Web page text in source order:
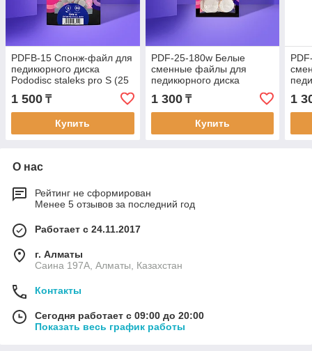
PDFB-15 Спонж-файл для
педикюрного диска
Pododisc staleks pro S (25
1 500 ₸
Купить
PDF-25-180w Белые
сменные файлы для
педикюрного диска
PODODISK STALEKS PRO
L 180 грит (50 шт)
1 300₸
Купить
1
О нас
Рейтинг не сформирован
Менее 5 отзывов за последний год
Работает с 24.11.2017
г. Алматы
Саина 197А, Алматы, Казахстан
Контакты
Сегодня работает с 09:00 до 20:00
Показать весь график работы